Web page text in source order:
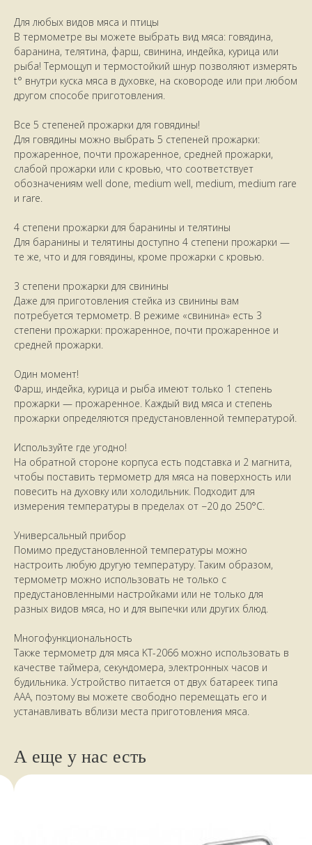
Для любых видов мяса и птицы
В термометре вы можете выбрать вид мяса: говядина,
баранина, телятина, фарш, свинина, индейка, курица или
рыба! Термощуп и термостойкий шнур позволяют измерять
t° внутри куска мяса в духовке, на сковороде или при любом
другом способе приготовления.
Все 5 степеней прожарки для говядины!
Для говядины можно выбрать 5 степеней прожарки:
прожаренное, почти прожаренное, средней прожарки,
слабой прожарки или с кровью, что соответствует
обозначениям well done, medium well, medium, medium rare
и rare.
4 степени прожарки для баранины и телятины
Для баранины и телятины доступно 4 степени прожарки —
те же, что и для говядины, кроме прожарки с кровью.
3 степени прожарки для свинины
Даже для приготовления стейка из свинины вам
потребуется термометр. В режиме «свинина» есть 3
степени прожарки: прожаренное, почти прожаренное и
средней прожарки.
Один момент!
Фарш, индейка, курица и рыба имеют только 1 степень
прожарки — прожаренное. Каждый вид мяса и степень
прожарки определяются предустановленной температурой.
Используйте где угодно!
На обратной стороне корпуса есть подставка и 2 магнита,
чтобы поставить термометр для мяса на поверхность или
повесить на духовку или холодильник. Подходит для
измерения температуры в пределах от −20 до 250°C.
Универсальный прибор
Помимо предустановленной температуры можно
настроить любую другую температуру. Таким образом,
термометр можно использовать не только с
предустановленными настройками или не только для
разных видов мяса, но и для выпечки или других блюд.
Многофункциональность
Также термометр для мяса KT-2066 можно использовать в
качестве таймера, секундомера, электронных часов и
будильника. Устройство питается от двух батареек типа
ААA, поэтому вы можете свободно перемещать его и
устанавливать вблизи места приготовления мяса.
А еще у нас есть